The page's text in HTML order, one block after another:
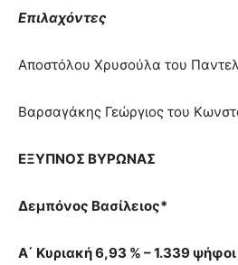
Επιλαχόντες
Αποστόλου Χρυσούλα του
Βαρσαγάκης Γεώργιος του
ΕΞΥΠΝΟΣ ΒΥΡΩΝΑΣ
Δεμπόνος Βασίλειος*
Α΄ Κυριακή 6,93 % – 1.339 ψήφοι